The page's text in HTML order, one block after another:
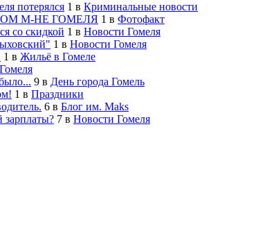
потерялся 1 в Криминальные новости
М-НЕ ГОМЕЛЯ 1 в Фотофакт
со скидкой 1 в Новости Гомеля
1 в Новости Гомеля
1 в Жильё в Гомеле
9 в День города Гомель
1 в Праздники
6 в Блог им. Maks
7 в Новости Гомеля